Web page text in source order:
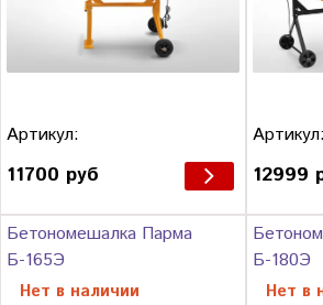
Артикул:
11700 руб
Артикул:
12999
Бетономешалка Парма
Б-165Э
Нет в наличии
Б-180Э
Нет в